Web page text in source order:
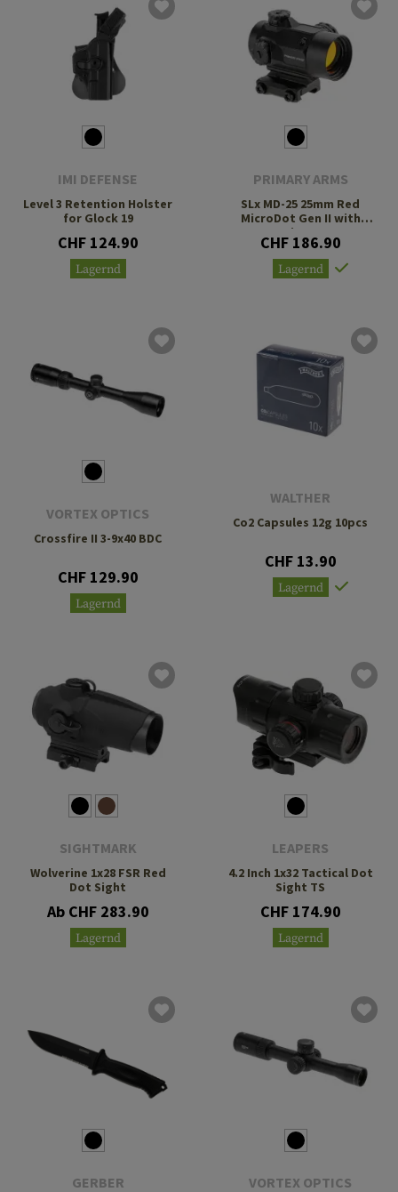
IMI DEFENSE
Level 3 Retention Holster
for Glock 19
CHF 124.90
Lagernd
PRIMARY ARMS
SLx MD-25 25mm Red
MicroDot Gen II with
AutoLive 2 MOA
CHF 186.90
Lagernd
VORTEX OPTICS
Crossfire II 3-9x40 BDC
CHF 129.90
Lagernd
WALTHER
Co2 Capsules 12g 10pcs
CHF 13.90
Lagernd
SIGHTMARK
Wolverine 1x28 FSR Red
Dot Sight
Ab CHF 283.90
Lagernd
LEAPERS
4.2 Inch 1x32 Tactical Dot
Sight TS
CHF 174.90
Lagernd
GERBER VORTEX OPTICS